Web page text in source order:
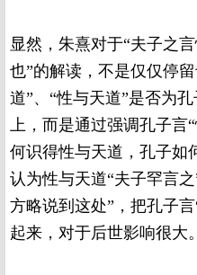
显然，朱熹对于“夫子之
也”的解读，不是仅仅停
道”、“性与天道”是否为
上，而是通过强调孔子言
何识得性与天道，孔子如
认为性与天道“夫子罕言
方略说到这处”，把孔子
起来，对于后世影响很大。